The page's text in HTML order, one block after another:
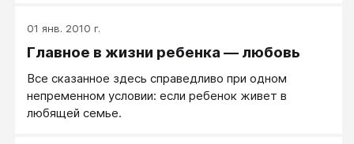
01 янв. 2010 г.
Главное в жизни ребенка — любовь
Все сказанное здесь справедливо при одном
непременном условии: если ребенок живет в
любящей семье.